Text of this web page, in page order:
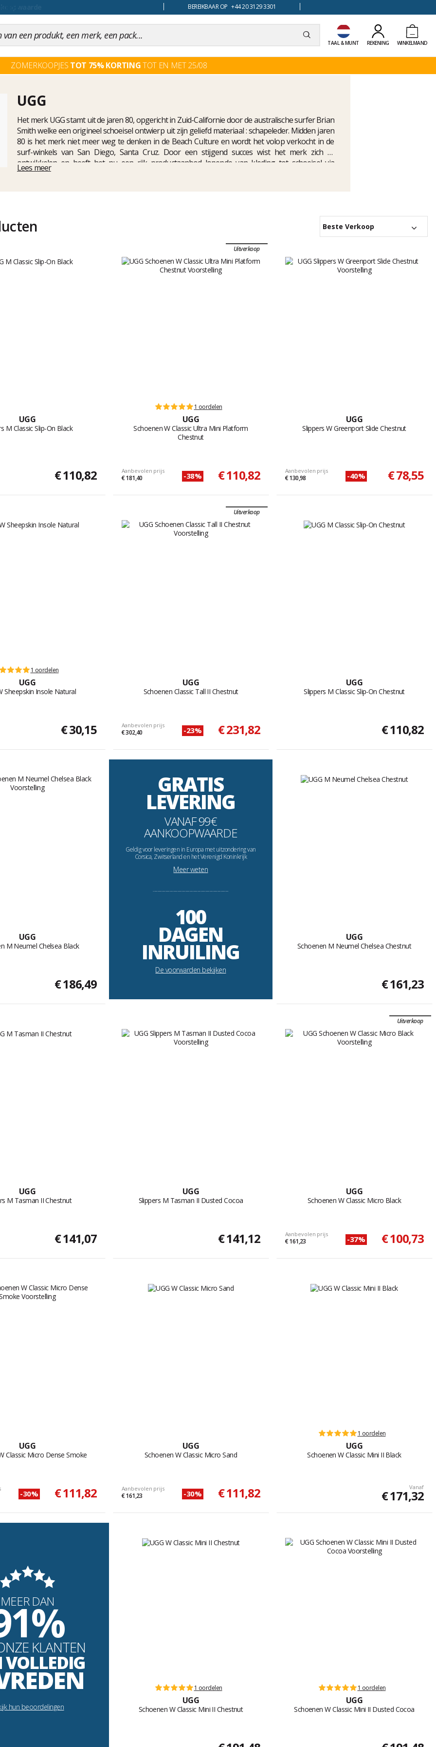
BEREIKBAAR OP +44 20 3129 3301
TAAL & MUNT REKENING WINKELMAND
ZOMERKOOPJES TOT 75% KORTINGTOT EN MET 25/08
UGG
Het merk UGG stamt uit de jaren 80, opgericht in Zuid-Californie door de australische surfer Brian
Smith welke een origineel schoeisel ontwierp uit zijn geliefd materiaal : schapeleder. Midden jaren
80 is het merk niet meer weg te denken in de Beach Culture en wordt het volop verkocht in de
surf-winkels van San Diego, Santa Cruz. Door een stijgend succes wist het merk zich te
ontwikkelen en heeft het nu een rijk productaanbod lopende van kleding tot schoeisel via
toebehoren, met steeds een vleugje originaliteit, kwaliteit en vakwerk.
Lees meer
Beste Verkoop
UGG
M Classic Slip-On Black
€ 110,82
Uitverkoop
1 oordelen
UGG
Schoenen W Classic Ultra Mini Platform
Chestnut
Aanbevolen prijs
€ 181,40 -38% € 110,82
UGG
Slippers W Greenport Slide Chestnut
Aanbevolen prijs
€ 130,98 -40% € 78,55
1 oordelen
UGG
Sheepskin Insole Natural
€ 30,15
Uitverkoop
UGG
Schoenen Classic Tall II Chestnut
Aanbevolen prijs
€ 302,40 -23% € 231,82
UGG
Slippers M Classic Slip-On Chestnut
€ 110,82
UGG
M Neumel Chelsea Black
€ 186,49
GRATIS
LEVERING
VANAF 99€
AANKOOPWAARDE
Geldig voor leveringen in Europa met uitzondering van
Corsica, Zwitserland en het Verenigd Koninkrijk
Meer weten
--------------------------------------------------------------------
100
DAGEN
INRUILING
De voorwarden bekijken
UGG
Schoenen M Neumel Chelsea Chestnut
€ 161,23
UGG
M Tasman II Chestnut
€ 141,07
UGG
Slippers M Tasman II Dusted Cocoa
€ 141,12
Uitverkoop
UGG
Schoenen W Classic Micro Black
Aanbevolen prijs
€ 161,23 -37% € 100,73
UGG
Classic Micro Dense Smoke
-30% € 111,82
UGG
Schoenen W Classic Micro Sand
Aanbevolen prijs
€ 161,23 -30% € 111,82
1 oordelen
UGG
Schoenen W Classic Mini II Black
Vanaf
€ 171,32
MEER DAN
KLANTEN
VOLLEDIG
hun beoordelingen
1 oordelen
UGG
Schoenen W Classic Mini II Chestnut
1 oordelen
UGG
Schoenen W Classic Mini II Dusted Cocoa